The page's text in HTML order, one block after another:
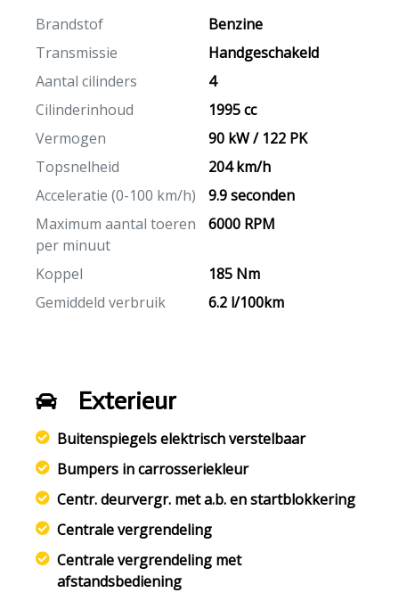
Brandstof
Benzine
Transmissie
Handgeschakeld
Aantal cilinders
4
Cilinderinhoud
1995 cc
Vermogen
90 kW / 122 PK
Topsnelheid
204 km/h
Acceleratie (0-100 km/h)
9.9 seconden
Maximum aantal toeren
per minuut
6000 RPM
Koppel
185 Nm
Gemiddeld verbruik
6.2 l/100km
Exterieur
Buitenspiegels elektrisch verstelbaar
Bumpers in carrosseriekleur
Centr. deurvergr. met a.b. en startblokkering
Centrale vergrendeling
Centrale vergrendeling met
afstandsbediening